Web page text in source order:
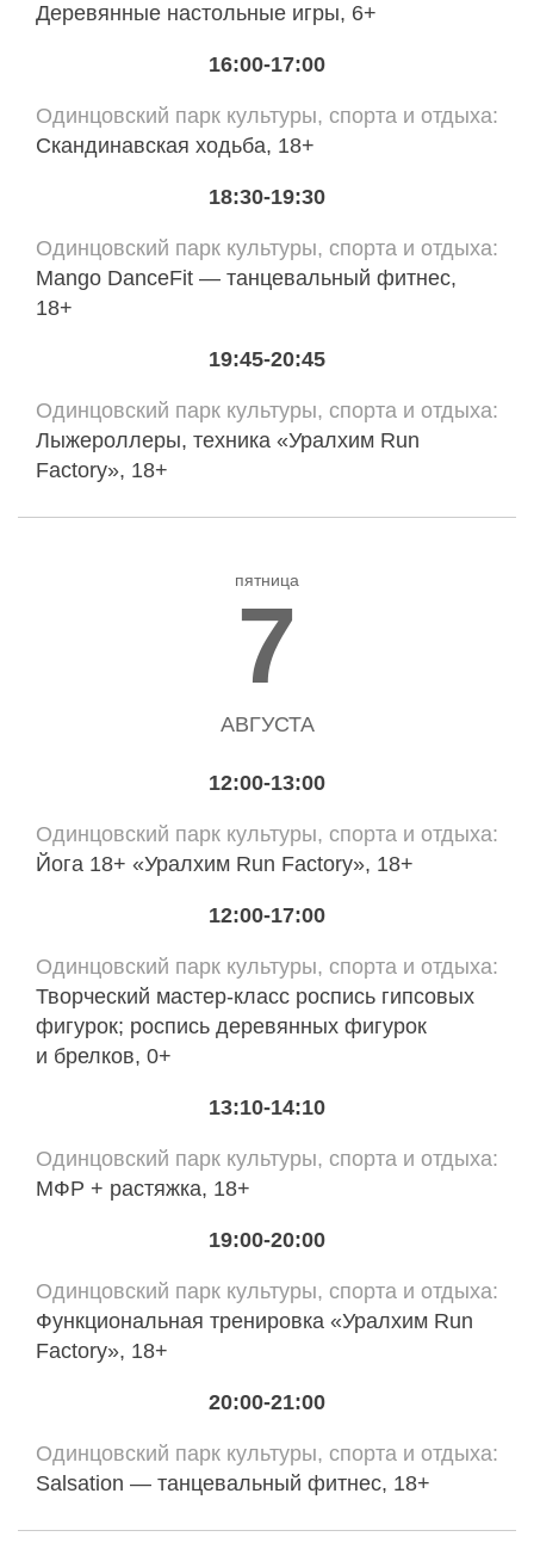
Деревянные настольные игры, 6+
16:00-17:00
Одинцовский парк культуры, спорта и отдыха
Скандинавская ходьба, 18+
18:30-19:30
Одинцовский парк культуры, спорта и отдыха
Mango DanceFit — танцевальный фитнес,
18+
19:45-20:45
Одинцовский парк культуры, спорта и отдыха
Лыжероллеры, техника «Уралхим Run
Factory», 18+
пятница
7
АВГУСТА
12:00-13:00
Одинцовский парк культуры, спорта и отдыха
Йога 18+ «Уралхим Run Factory», 18+
12:00-17:00
Одинцовский парк культуры, спорта и отдыха
Творческий мастер-класс роспись гипсовых
фигурок; роспись деревянных фигурок
и брелков, 0+
13:10-14:10
Одинцовский парк культуры, спорта и отдыха
МФР + растяжка, 18+
19:00-20:00
Одинцовский парк культуры, спорта и отдыха
Функциональная тренировка «Уралхим Run
Factory», 18+
20:00-21:00
Одинцовский парк культуры, спорта и отдыха
Salsation — танцевальный фитнес, 18+